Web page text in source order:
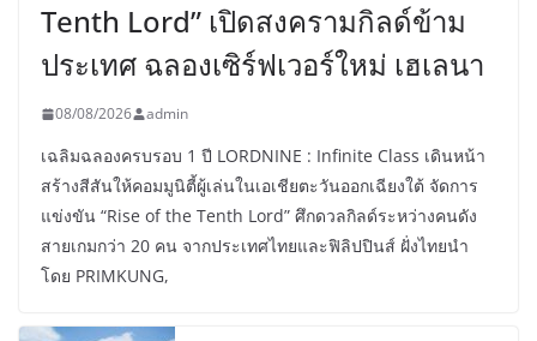
Tenth Lord” เปิดสงครามกิลด์ข้าม
ประเทศ ฉลองเซิร์ฟเวอร์ใหม่ เฮเลนา
08/08/2026 admin
เฉลิมฉลองครบรอบ 1 ปี LORDNINE : Infinite Class เดินหน้า
สร้างสีสันให้คอมมูนิตี้ผู้เล่นในเอเชียตะวันออกเฉียงใต้ จัดการ
แข่งขัน “Rise of the Tenth Lord” ศึกดวลกิลด์ระหว่างคนดัง
สายเกมกว่า 20 คน จากประเทศไทยและฟิลิปปินส์ ฝั่งไทยนำ
โดย PRIMKUNG,